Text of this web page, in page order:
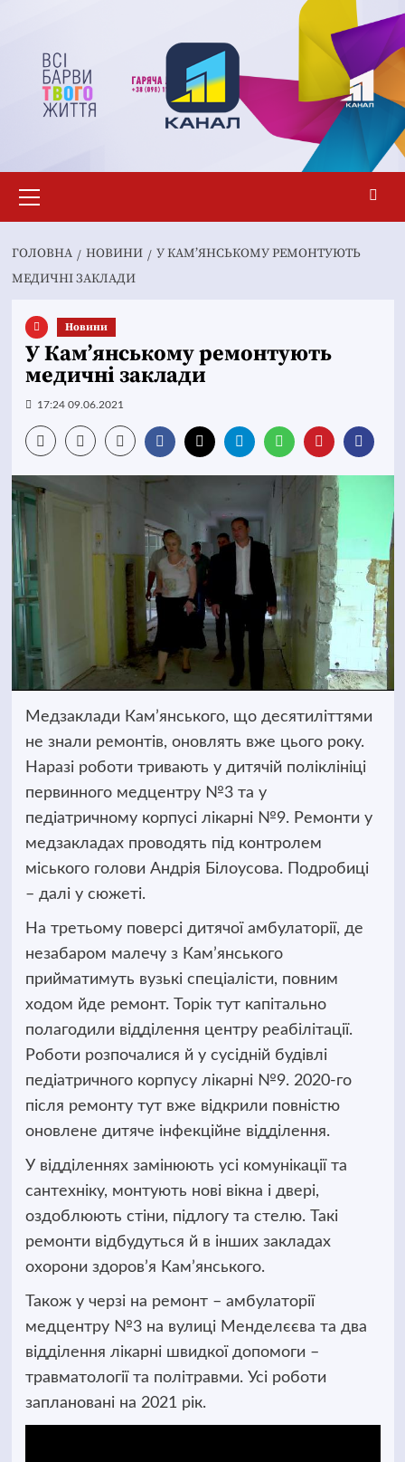
вмісту
меню
ГОЛОВНА НОВИНИ
У КАМ’ЯНСЬКОМУ РЕМОНТУЮТЬ
МЕДИЧНІ ЗАКЛАДИ
Новини
У Кам’янському ремонтують
медичні заклади
17:24 09.06.2021
Медзаклади Кам’янського, що десятиліттями
не знали ремонтів, оновлять вже цього року.
Наразі роботи тривають у дитячій поліклініці
первинного медцентру №3 та у
педіатричномукорпусі лікарні №9. Ремонти у
медзакладах проводять під контролем
міського голови Андрія Білоусова. Подробиці
– далі у сюжеті.
На третьому поверсі дитячої амбулаторії, де
незабаром малечу з Кам’янського
прийматимуть вузькі спеціалісти, повним
ходом йде ремонт. Торік тут капітально
полагодили відділення центру реабілітації.
Роботи розпочалися й у сусідній будівлі
педіатричного корпусу лікарні №9. 2020-го
після ремонту тут вже відкрили повністю
оновлене дитяче інфекційне відділення.
У відділеннях замінюють усі комунікації та
сантехніку, монтують нові вікна і двері,
оздоблюють стіни, підлогу та стелю. Такі
ремонти відбудуться й в інших закладах
охорони здоров’я Кам’янського.
Також у черзі на ремонт – амбулаторії
медцентру №3 на вулиці Менделєєва та два
відділення лікарні швидкої допомоги –
травматології та політравми. Усі роботи
заплановані на 2021 рік.